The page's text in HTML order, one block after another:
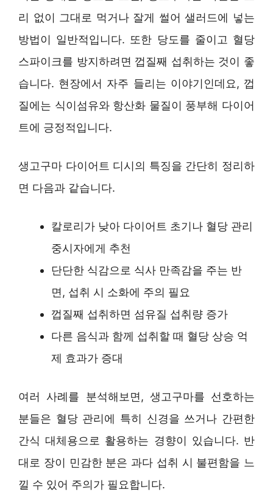
리 없이 그대로 먹거나 잘게 썰어 샐러드에 넣는
방법이 일반적입니다. 또한 당도를 줄이고 혈당
스파이크를 방지하려면 껍질째 섭취하는 것이 좋
습니다. 현장에서 자주 들리는 이야기인데요, 껍
질에는 식이섬유와 항산화 물질이 풍부해 다이어
트에 긍정적입니다.
생고구마 다이어트 디시의 특징을 간단히 정리하
면 다음과 같습니다.
칼로리가 낮아 다이어트 초기나 혈당 관리
중시자에게 추천
단단한 식감으로 식사 만족감을 주는 반
면, 섭취 시 소화에 주의 필요
껍질째 섭취하면 섬유질 섭취량 증가
다른 음식과 함께 섭취할 때 혈당 상승 억
제 효과가 증대
여러 사례를 분석해보면, 생고구마를 선호하는
분들은 혈당 관리에 특히 신경을 쓰거나 간편한
간식 대체용으로 활용하는 경향이 있습니다. 반
대로 장이 민감한 분은 과다 섭취 시 불편함을 느
낄 수 있어 주의가 필요합니다.